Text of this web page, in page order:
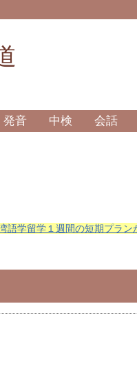
発音 中検 会話
学留学１週間の短期プラン